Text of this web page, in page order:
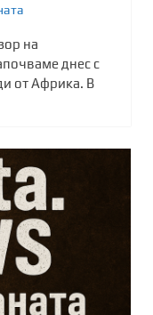
на
днес с
от Африка. В